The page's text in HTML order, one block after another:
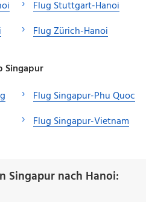
Flug Stuttgart-Hanoi
Flug Zürich-Hanoi
Singapur
Flug Singapur-Phu Quoc
Flug Singapur-Vietnam
Singapur nach Hanoi: